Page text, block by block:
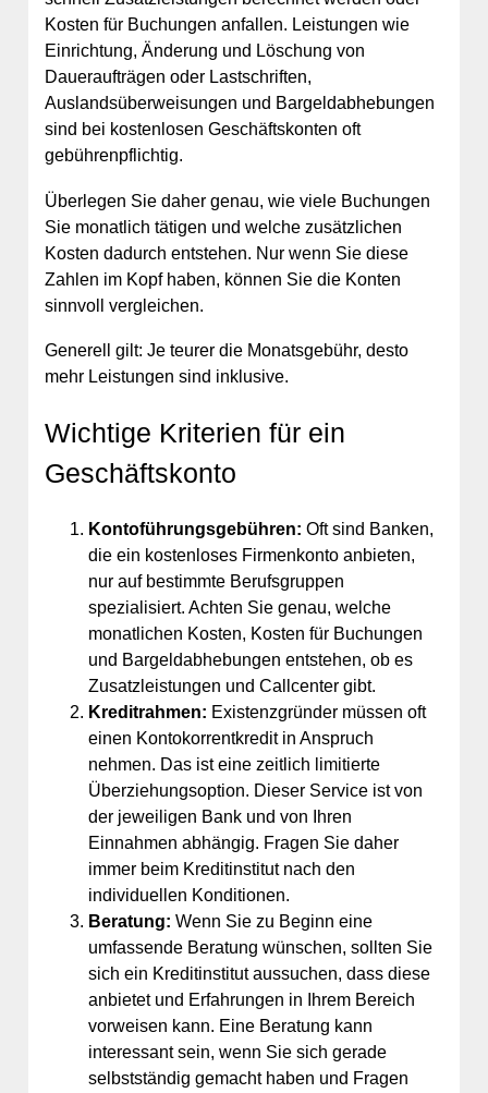
Kosten für Buchungen anfallen. Leistungen wie
Einrichtung, Änderung und Löschung von
Daueraufträgen oder Lastschriften,
Auslandsüberweisungen und Bargeldabhebungen
sind bei kostenlosen Geschäftskonten oft
gebührenpflichtig.
Überlegen Sie daher genau, wie viele Buchungen
Sie monatlich tätigen und welche zusätzlichen
Kosten dadurch entstehen. Nur wenn Sie diese
Zahlen im Kopf haben, können Sie die Konten
sinnvoll vergleichen.
Generell gilt: Je teurer die Monatsgebühr, desto
mehr Leistungen sind inklusive.
Wichtige Kriterien für ein
Geschäftskonto
Kontoführungsgebühren: Oft sind Banken,
die ein kostenloses Firmenkonto anbieten,
nur auf bestimmte Berufsgruppen
spezialisiert. Achten Sie genau, welche
monatlichen Kosten, Kosten für Buchungen
und Bargeldabhebungen entstehen, ob es
Zusatzleistungen und Callcenter gibt.
Kreditrahmen: Existenzgründer müssen oft
einen Kontokorrentkredit in Anspruch
nehmen. Das ist eine zeitlich limitierte
Überziehungsoption. Dieser Service ist von
der jeweiligen Bank und von Ihren
Einnahmen abhängig. Fragen Sie daher
immer beim Kreditinstitut nach den
individuellen Konditionen.
Beratung: Wenn Sie zu Beginn eine
umfassende Beratung wünschen, sollten Sie
sich ein Kreditinstitut aussuchen, dass diese
anbietet und Erfahrungen in Ihrem Bereich
vorweisen kann. Eine Beratung kann
interessant sein, wenn Sie sich gerade
selbstständig gemacht haben und Fragen